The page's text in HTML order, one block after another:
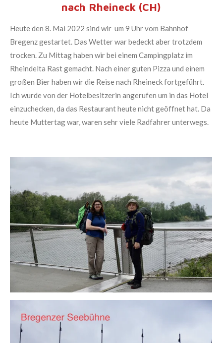
nach Rheineck (CH)
Heute den 8. Mai 2022 sind wir um 9 Uhr vom Bahnhof
Bregenz gestartet. Das Wetter war bedeckt aber trotzdem
trocken. Zu Mittag haben wir bei einem Campingplatz im
Rheindelta Rast gemacht. Nach einer guten Pizza und einem
großen Bier haben wir die Reise nach Rheineck fortgeführt.
Ich wurde von der Hotelbesitzerin angerufen um in das Hotel
einzuchecken, da das Restaurant heute nicht geöffnet hat. Da
heute Muttertag war, waren sehr viele Radfahrer unterwegs.